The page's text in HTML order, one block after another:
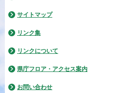
サイトマップ
リンク集
リンクについて
県庁フロア・アクセス案内
お問い合わせ